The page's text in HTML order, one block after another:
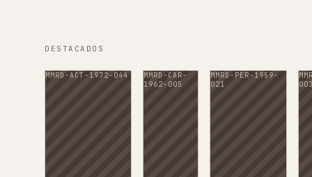
DESTACADOS
MMRD-ACT-1972-044
MMRD-CAR-
1962-005
MMRD-PER-1959-
021